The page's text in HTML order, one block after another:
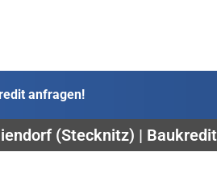
anfragen!
(Stecknitz) |